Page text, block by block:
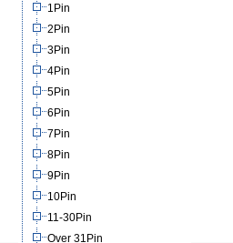
1Pin
2Pin
3Pin
4Pin
5Pin
6Pin
7Pin
8Pin
9Pin
10Pin
11-30Pin
Over 31Pin